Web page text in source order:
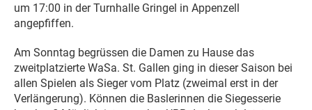
um 17:00 in der Turnhalle Gringel in Appenzell
angepfiffen.
Am Sonntag begrüssen die Damen zu Hause das
zweitplatzierte WaSa. St. Gallen ging in dieser Saison bei
allen Spielen als Sieger vom Platz (zweimal erst in der
Verlängerung). Können die Baslerinnen die Siegesserie